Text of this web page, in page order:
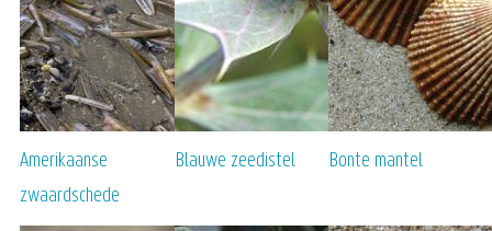
Amerikaanse
zwaardschede
Blauwe zeedistel Bonte mantel